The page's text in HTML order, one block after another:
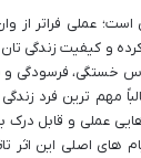
عملی فراتر از
و کیفیت زندگی تان
خستگی، فرسودگی
مهم ترین فرد
عملی و قابل درک
اصلی این اثر